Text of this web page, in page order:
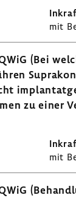
mit
(Bei
zu einer
mit